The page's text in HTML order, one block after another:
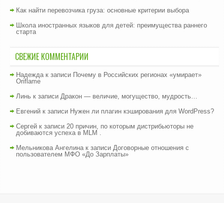
Как найти перевозчика груза: основные критерии выбора
Школа иностранных языков для детей: преимущества раннего
старта
СВЕЖИЕ КОММЕНТАРИИ
Надеждак записи Почему в Российских регионах «умирает»
Oriflame
Линь к записи Дракон — величие, могущество, мудрость…
Евгений к записи Нужен ли плагин кэширования для WordPress?
Сергей к записи 20 причин, по которым дистрибьюторы не
добиваются успеха в MLM .
Мельникова Ангелинак записи Договорные отношения с
пользователем МФО «До Зарплаты»